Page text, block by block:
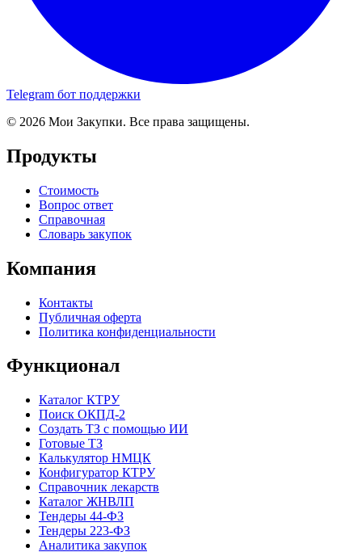
Telegram бот поддержки
© 2026 Мои Закупки. Все права защищены.
Продукты
Стоимость
Вопрос ответ
Справочная
Словарь закупок
Компания
Контакты
Публичная оферта
Политика конфиденциальности
Функционал
Каталог КТРУ
Поиск ОКПД-2
Создать ТЗ с помощью ИИ
Готовые ТЗ
Калькулятор НМЦК
Конфигуратор КТРУ
Справочник лекарств
Каталог ЖНВЛП
Тендеры 44-ФЗ
Тендеры 223-ФЗ
Аналитика закупок